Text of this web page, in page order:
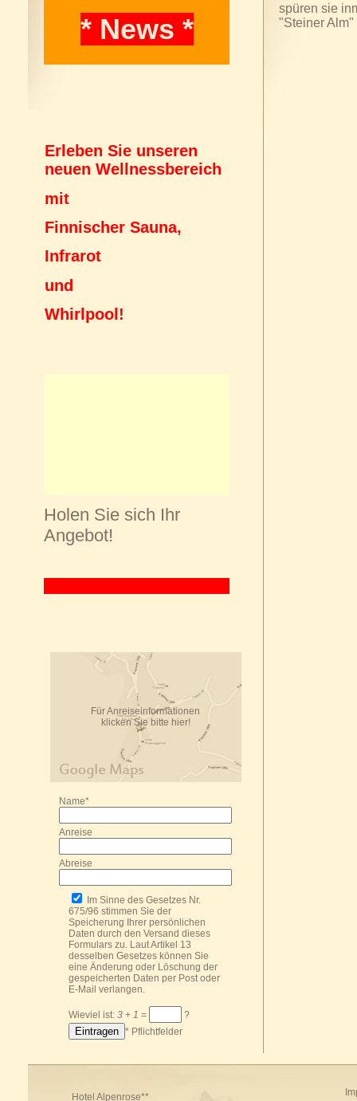
* News *
Erleben Sie unseren
neuen Wellnessbereich
mit
Finnischer Sauna,
Infrarot
und
Whirlpool!
Holen Sie sich Ihr
Angebot!
spüren sie
"Steiner
Für Anreiseinformationen
klicken Sie bitte hier!
Name*
Anreise
Abreise
Im Sinne des Gesetzes Nr.
675/96 stimmen Sie der
Speicherung Ihrer persönlichen
Daten durch den Versand dieses
Formulars zu. Laut Artikel 13
desselben Gesetzes können Sie
eine Änderung oder Löschung der
gespeicherten Daten per Post oder
E-Mail verlangen.
Wieviel ist: 3+ 1 =
?
* Pflichtfelder
Hotel Alpenrose**